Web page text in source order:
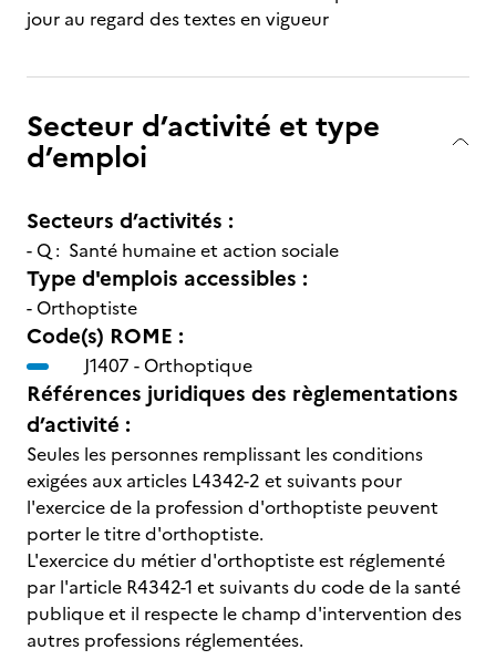
jour au regard des textes en vigueur
Secteur d’activité et type
d’emploi
Secteurs d’activités :
- Q : Santé humaine et action sociale
Type d'emplois accessibles :
- Orthoptiste
Code(s) ROME :
J1407 -Orthoptique
Références juridiques des règlementations
d’activité :
Seules les personnes remplissant les conditions
exigées aux articles L4342-2 et suivants pour
l'exercice de la profession d'orthoptiste peuvent
porter le titre d'orthoptiste.
L'exercice du métier d'orthoptiste est réglementé
par l'article R4342-1 et suivants du code de la santé
publique et il respecte le champ d'intervention des
autres professions réglementées.